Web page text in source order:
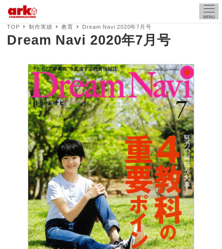
MENU
TOP 制作実績 教育 Dream Navi 2020年7月号
Dream Navi 2020年7月号